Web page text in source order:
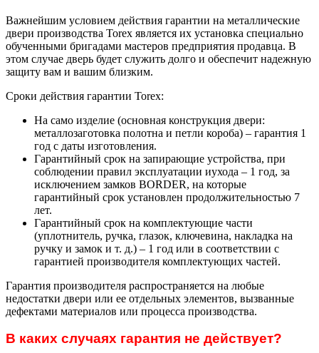
Важнейшим условием действия гарантии на металлические
двери производства Torex является их установка специально
обученными бригадами мастеров предприятия продавца. В
этом случае дверь будет служить долго и обеспечит надежную
защиту вам и вашим близким.
Сроки действия гарантии Torex:
На само изделие (основная конструкция двери:
металлозаготовка полотна и петли короба) – гарантия 1
год с даты изготовления.
Гарантийный срок на запирающие устройства, при
соблюдении правил эксплуатации иухода – 1 год, за
исключением замков BORDER, на которые
гарантийный срок установлен продолжительностью 7
лет.
Гарантийный срок на комплектующие части
(уплотнитель, ручка, глазок, ключевина, накладка на
ручку и замок и т. д.) – 1 год или в соответствии с
гарантией производителя комплектующих частей.
Гарантия производителя распространяется на любые
недостатки двери или ее отдельных элементов, вызванные
дефектами материалов или процесса производства.
В каких случаях гарантия не действует?